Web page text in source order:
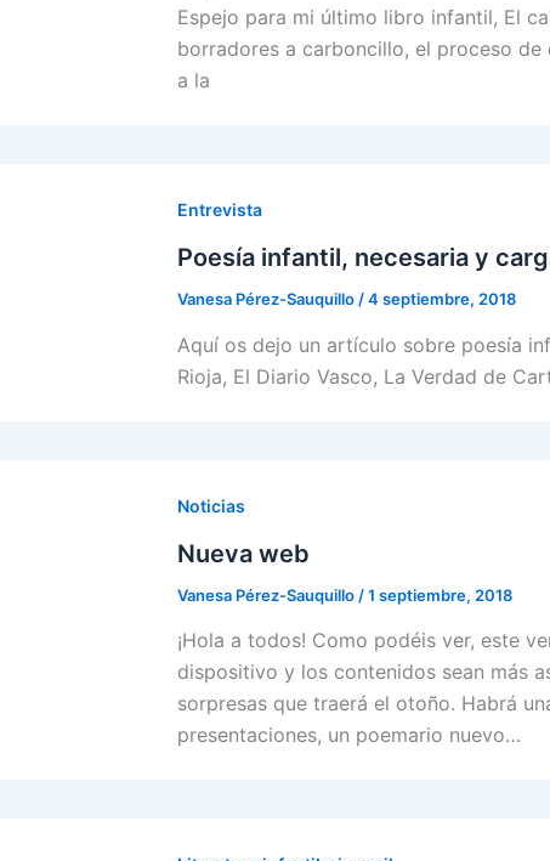
Espejo para mi último libro infantil, El
borradores a carboncillo, el proceso
a la
Entrevista
Poesía infantil, necesaria y
Vanesa Pérez-Sauquillo /4 septiembre, 2018
Aquí os dejo un artículo sobre poesía
Rioja, El Diario Vasco, La Verdad de
Noticias
Nueva web
Vanesa Pérez-Sauquillo /1 septiembre, 2018
¡Hola a todos! Como podéis ver, este
dispositivo y los contenidos sean más
sorpresas que traerá el otoño. Habrá
presentaciones, un poemario nuevo…